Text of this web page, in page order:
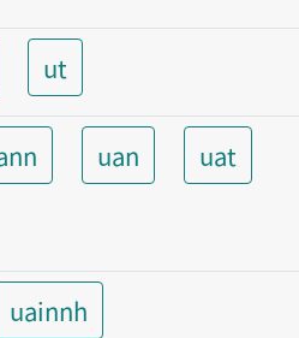
ut
uan
uat
uainnh